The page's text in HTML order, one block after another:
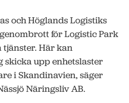
och Höglands Logistiks
för Logistic Park
tjänster. Här kan
upp enhetslaster
i Skandinavien, säger
Näringsliv AB.